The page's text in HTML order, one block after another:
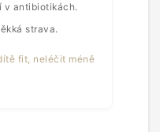
v antibiotikách.
strava.
fit, neléčit méně